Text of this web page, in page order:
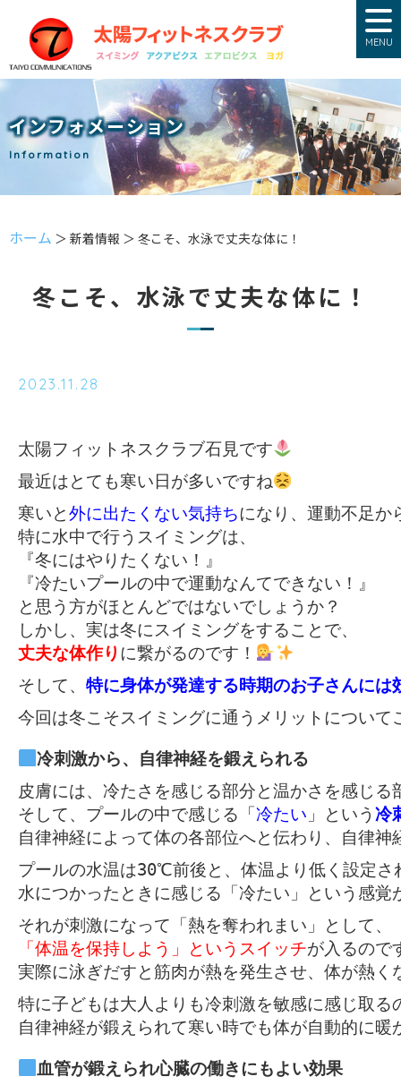
MENU
インフォメーション
Information
ホーム ＞ 新着情報 ＞ 冬こそ、水泳で丈夫な体に！
冬こそ、水泳で丈夫な体に！
2023.11.28
太陽フィットネスクラブ石見です
最近はとても寒い日が多いですね
寒いと外に出たくない気持ちになり、運動不足か
特に水中で行うスイミングは、
『冬にはやりたくない！』
『冷たいプールの中で運動なんてできない！』
と思う方がほとんどではないでしょうか？
丈夫な体作り に繋がるのです！
そして、 特に身体が発達する時期のお子さんには
今回は冬こそスイミングに通うメリットについて
皮膚には、冷たさを感じる部分と温かさを感じる
そして、プールの中で感じる「 冷たい 」という 冷
自律神経によって体の各部位へと伝わり、自律神
プールの水温は30℃前後と、体温より低く設定さ
水につかったときに感じる「冷たい」という感覚
「体温を保持しよう」というスイッチが入るので
実際に泳ぎだすと筋肉が熱を発生させ、体が熱く
特に子どもは大人よりも冷刺激を敏感に感じ取る
自律神経が鍛えられて寒い時でも体が自動的に